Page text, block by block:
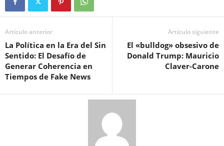
Artículo anterior
La Política en la Era del Sin
Sentido: El Desafío de
Generar Coherencia en
Tiempos de Fake News
Artículo siguiente
El «bulldog» obsesivo de
Donald Trump: Mauricio
Claver-Carone